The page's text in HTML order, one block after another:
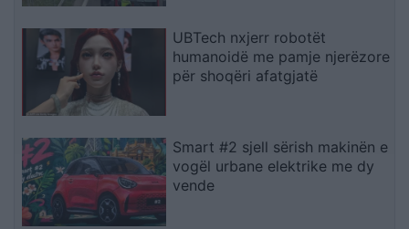
UBTech nxjerr robotët
humanoidë me pamje njerëzore
për shoqëri afatgjatë
Smart #2 sjell sërish makinën e
vogël urbane elektrike me dy
vende